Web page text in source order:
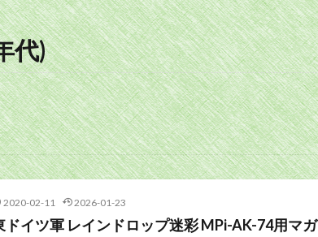
代)
2020-02-11 2026-01-23
ドイツ軍 レインドロップ迷彩 MPi-AK-74用マガ